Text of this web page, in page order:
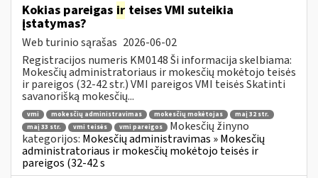
Kokias pareigas ir teises VMI suteikia
įstatymas?
Web turinio sąrašas 2026-06-02
Registracijos numeris KM0148 Ši informacija skelbiama:
Mokesčių administratoriaus ir mokesčių mokėtojo teisės
ir pareigos (32-42 str.) VMI pareigos VMI teisės Skatinti
savanorišką mokesčių...
vmi mokesčių administravimas mokesčių mokėtojas
maį 32 str.
maį 33 str.
vmi teisės vmi pareigos
Mokesčių žinyno
kategorijos: Mokesčių administravimas » Mokesčių
administratoriaus ir mokesčių mokėtojo teisės ir
pareigos (32-42 s